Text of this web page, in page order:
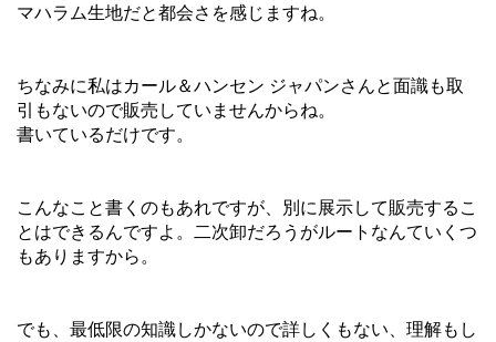
マハラム生地だと都会さを感じますね。
ちなみに私はカール＆ハンセン ジャパンさんと面識も取
引もないので販売していませんからね。
書いているだけです。
こんなこと書くのもあれですが、別に展示して販売するこ
とはできるんですよ。二次卸だろうがルートなんていくつ
もありますから。
でも、最低限の知識しかないので詳しくもない、理解もし